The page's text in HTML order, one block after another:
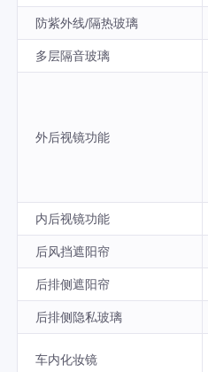
防紫外线/隔热玻璃
多层隔音玻璃
外后视镜功能
内后视镜功能
后风挡遮阳帘
后排侧遮阳帘
后排侧隐私玻璃
车内化妆镜